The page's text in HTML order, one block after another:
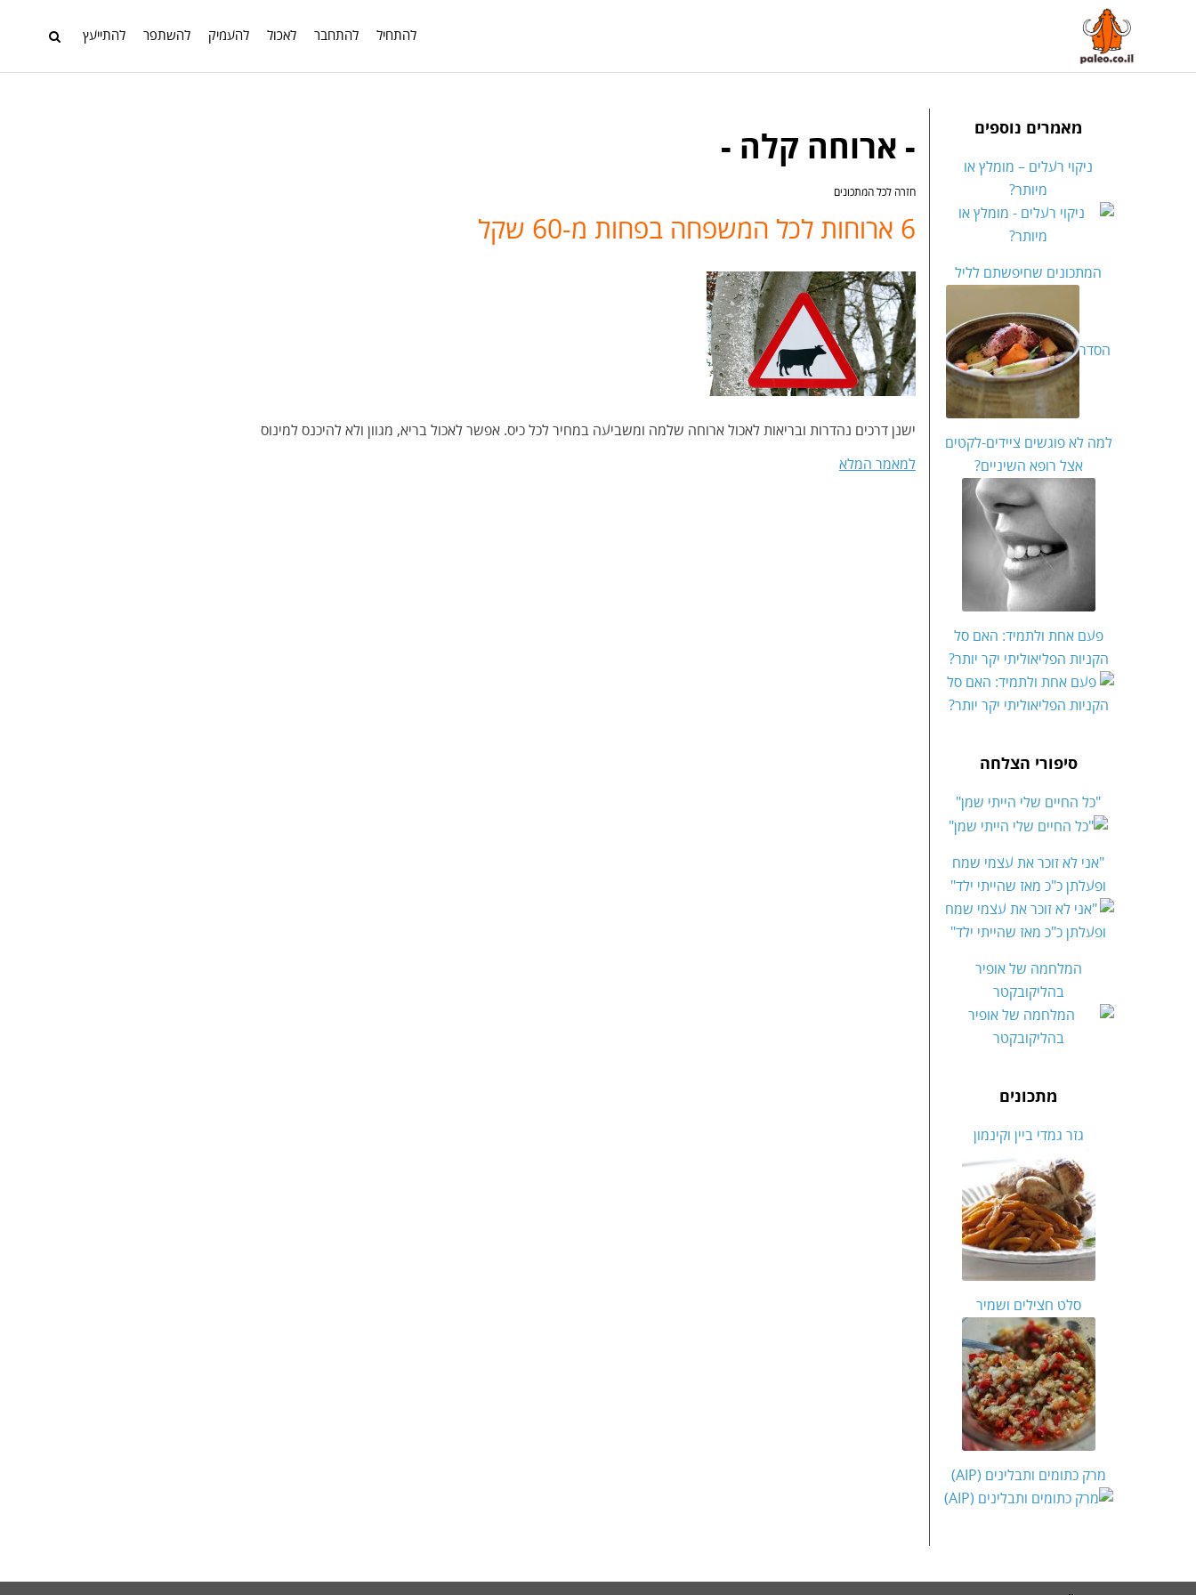
להתחיל להתחבר לאכול להעמיק להשתפר להתייעץ
מאמרים נוספים
ניקוי רעלים – מומלץ או
מיותר?
המתכונים שחיפשתם לליל
הסדר
למה לא פוגשים ציידים-לקטים
אצל רופא השיניים?
פעם אחת ולתמיד: האם סל
הקניות הפליאוליתי יקר יותר?
סיפורי הצלחה
"כל החיים שלי הייתי שמן"
"אני לא זוכר את עצמי שמח
ופעלתן כ"כ מאז שהייתי ילד"
המלחמה של אופיר
בהליקובקטר
מתכונים
גזר גמדי ביין וקינמון
סלט חצילים ושמיר
מרק כתומים ותבלינים (AIP)
- ארוחה קלה -
חזרה לכל המתכונים
6 ארוחות לכל המשפחה בפחות מ-60 שקל
ישנן דרכים נהדרות ובריאות לאכול ארוחה שלמה ומשביעה במחיר לכל כיס. אפשר לאכול בריא, מגוון ולא להיכנס למינוס
למאמר המלא